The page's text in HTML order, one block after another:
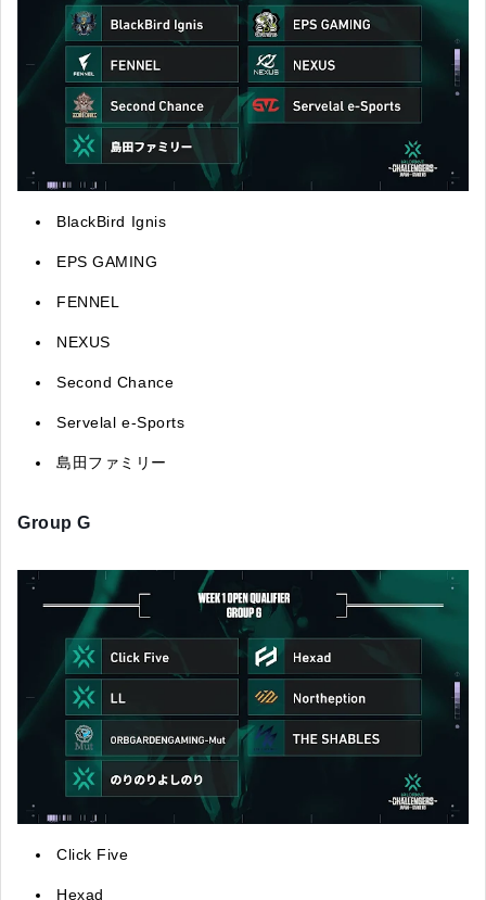
BlackBird Ignis
EPS GAMING
FENNEL
NEXUS
Second Chance
Servelal e-Sports
島田ファミリー
Group G
Click Five
Hexad